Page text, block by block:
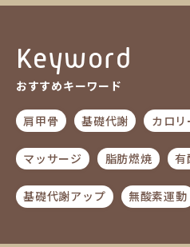
Keyword
おすすめキーワード
肩甲骨 基礎代謝 カロリ
マッサージ 脂肪燃焼 有
基礎代謝アップ 無酸素運動